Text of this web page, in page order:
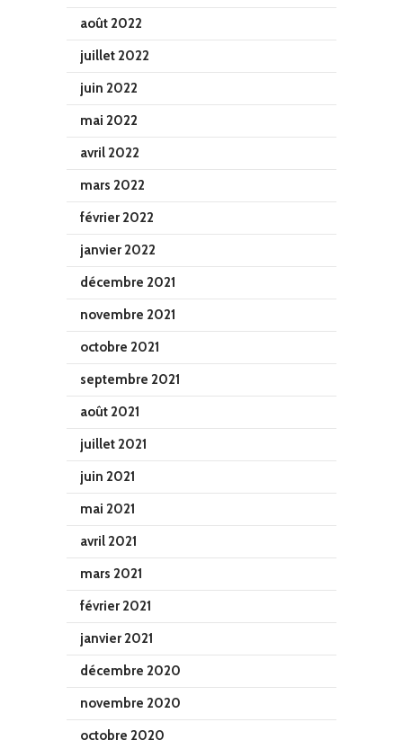
août 2022
juillet 2022
juin 2022
mai 2022
avril 2022
mars 2022
février 2022
janvier 2022
décembre 2021
novembre 2021
octobre 2021
septembre 2021
août 2021
juillet 2021
juin 2021
mai 2021
avril 2021
mars 2021
février 2021
janvier 2021
décembre 2020
novembre 2020
octobre 2020